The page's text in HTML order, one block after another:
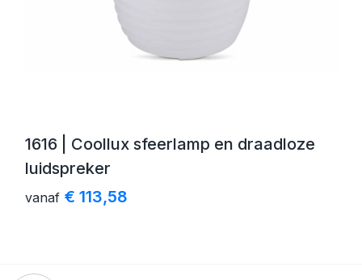
1616 | Coollux sfeerlamp en draadloze
luidspreker
vanaf € 113,58